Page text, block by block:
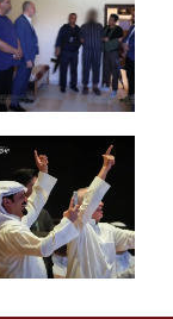
القبض
ذويهم
مهرجان
الأولى بمشاركة 55